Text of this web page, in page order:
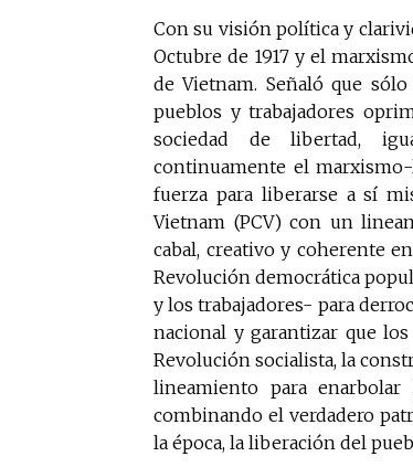
Con su visión política y
Octubre de 1917 y el
de Vietnam. Señaló que
pueblos y trabajadores
sociedad de libertad,
continuamente el
fuerza para liberarse a sí
Vietnam (PCV) con un
cabal, creativo y coherente
Revolución democrática
y los trabajadores- para
nacional y garantizar que
Revolución socialista, la
lineamiento para
combinando el verdadero
la época, la liberación del